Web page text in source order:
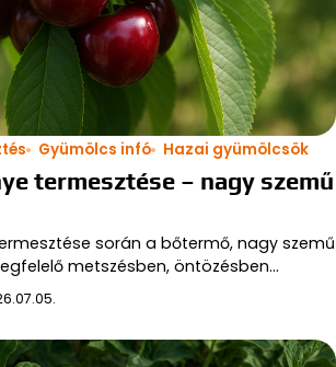
Gyümölcs infó Hazai gyümölcsök
termesztése – nagy szemű
során a bőtermő, nagy szemű
metszésben, öntözésben…